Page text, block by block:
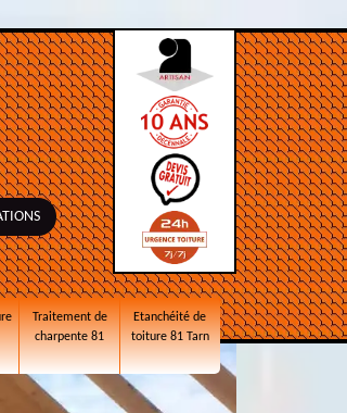
Traitement de
charpente 81
Etanchéité de
toiture 81 Tarn